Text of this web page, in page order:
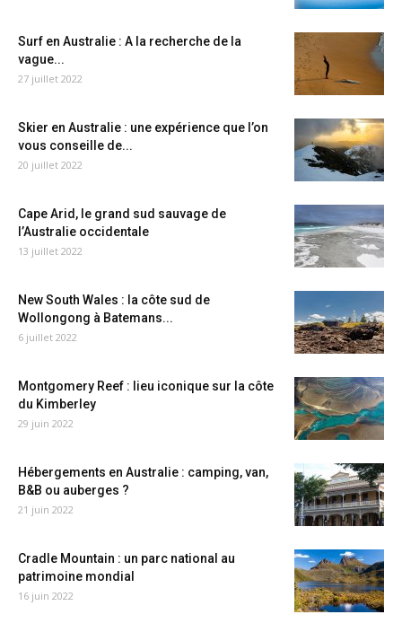
Surf en Australie : A la recherche de la
vague...
27 juillet 2022
Skier en Australie : une expérience que l’on
vous conseille de...
20 juillet 2022
Cape Arid, le grand sud sauvage de
l’Australie occidentale
13 juillet 2022
New South Wales : la côte sud de
Wollongong à Batemans...
6 juillet 2022
Montgomery Reef : lieu iconique sur la côte
du Kimberley
29 juin 2022
Hébergements en Australie : camping, van,
B&B ou auberges ?
21 juin 2022
Cradle Mountain : un parc national au
patrimoine mondial
16 juin 2022